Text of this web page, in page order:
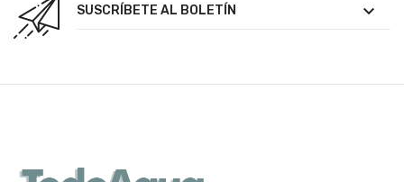
SUSCRÍBETE AL BOLETÍN
